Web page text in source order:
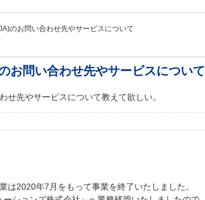
のお問い合わせ先やサービスについて
お問い合わせ先やサービスについて
せ先やサービスについて教えて欲しい。
は2020年7月をもって事業を終了いたしました。